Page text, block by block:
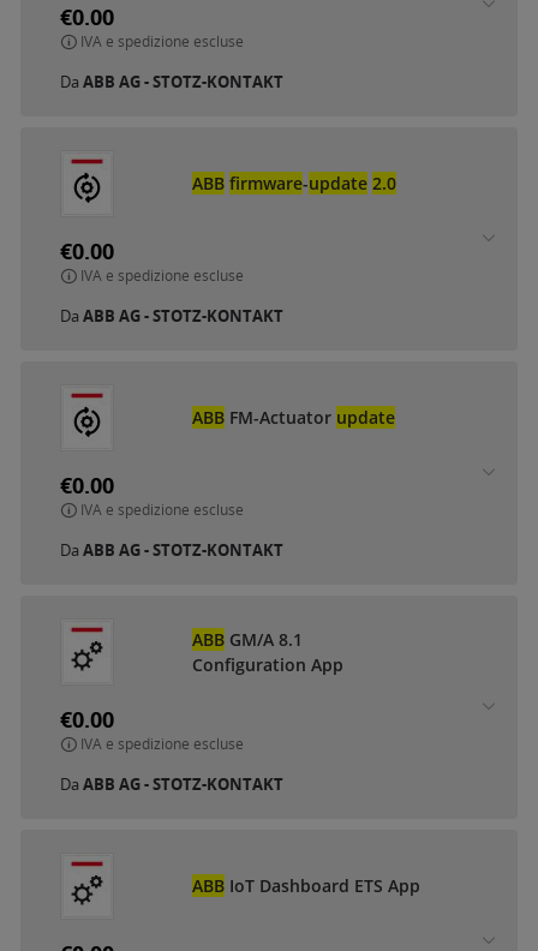
€0.00
IVA e spedizione escluse
Da ABB AG - STOTZ-KONTAKT
ABB firmware-update 2.0
€0.00
IVA e spedizione escluse
Da ABB AG - STOTZ-KONTAKT
ABB FM-Actuator update
€0.00
IVA e spedizione escluse
Da ABB AG - STOTZ-KONTAKT
ABB GM/A 8.1
Configuration App
€0.00
IVA e spedizione escluse
Da ABB AG - STOTZ-KONTAKT
ABB IoT Dashboard ETS App